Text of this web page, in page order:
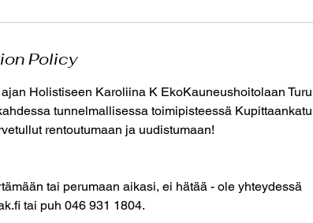
Policy
Holistiseen Karoliina K EkoKauneushoitolaan
tunnelmallisessa toimipisteessä
rentoutumaan ja uudistumaan!
tai perumaan aikasi, ei hätää - ole yhteydessä
tai puh 046 931 1804.